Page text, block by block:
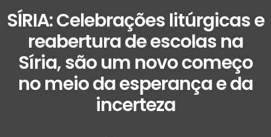
SÍRIA: Celebrações litúrgicas e
reabertura de escolas na
Síria, são um novo começo
no meio da esperança e da
incerteza